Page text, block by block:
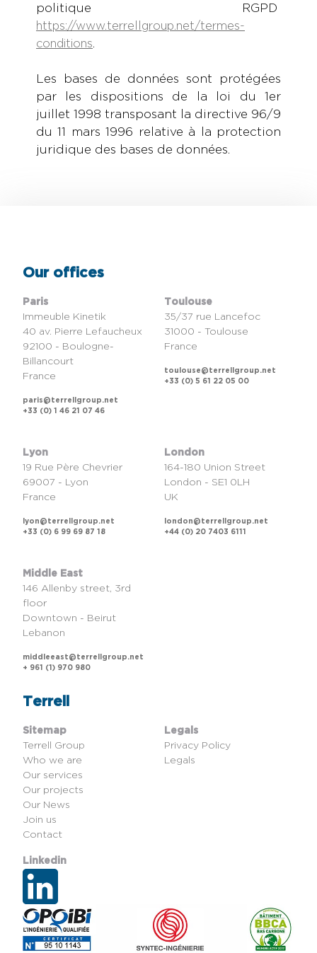
politique RGPD
https://www.terrellgroup.net/termes-
conditions.
Les bases de données sont protégées
par les dispositions de la loi du 1er
juillet 1998 transposant la directive 96/9
du 11 mars 1996 relative à la protection
juridique des bases de données.
Terrell
Sitemap
Terrell Group
Who we are
Our services
Our projects
Our News
Join us
Contact
Legals
Privacy Policy
Legals
Linkedin
Our offices
Paris
Immeuble Kinetik
40 av. Pierre Lefaucheux
92100 - Boulogne-
Billancourt
France
paris@terrellgroup.net
+33 (0) 1 46 21 07 46
Toulouse
35/37 rue Lancefoc
31000 - Toulouse
France
toulouse@terrellgroup.net
+33 (0) 5 61 22 05 00
Lyon
19 Rue Père Chevrier
69007 - Lyon
France
lyon@terrellgroup.net
+33 (0) 6 99 69 87 18
London
164-180 Union Street
London - SE1 0LH
UK
london@terrellgroup.net
+44 (0) 20 7403 6111
Middle East
146 Allenby street, 3rd
floor
Downtown - Beirut
Lebanon
middleeast@terrellgroup.net
+ 961 (1) 970 980